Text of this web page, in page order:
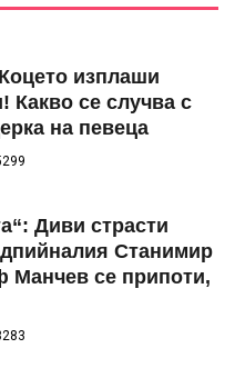
изплаши
Какво се случва с
на певеца
Диви страсти
Станимир
се припоти,